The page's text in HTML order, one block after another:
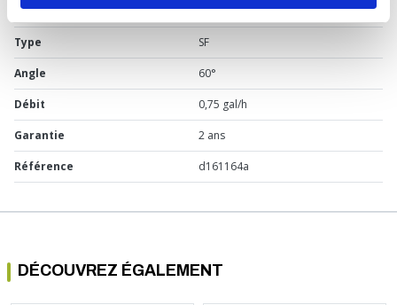
Matière Laiton
Type SF
Angle 60°
Débit 0,75 gal/h
Garantie 2 ans
Référence d161164a
DÉCOUVREZ ÉGALEMENT